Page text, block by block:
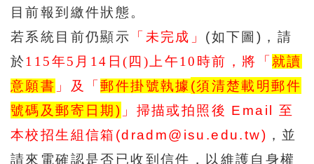
目前報到繳件狀態。
若系統目前仍顯示
「未完成」 (如下圖 ) ，請
於115年5 月 14 日( 四 ) 上午10 時前 ，將「 就讀
意願書 」及「郵件掛號執據 (須清楚載明郵件
號碼及郵寄日期 ) 」掃描或拍照後 Email 至
本校招生組信箱 (dradm@isu.edu.tw) ，並
請來電確認是否已收到信件，以維護自身權